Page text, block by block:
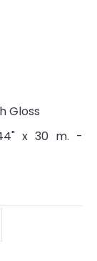
Gloss
x 30 m. -